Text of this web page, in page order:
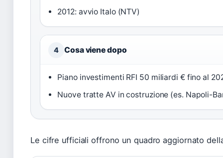
2012: avvio Italo (NTV)
4 Cosa viene dopo
Piano investimenti RFI 50 miliardi € fino al
Nuove tratte AV in costruzione (es. Napoli-
Le cifre ufficiali offrono un quadro aggiornato